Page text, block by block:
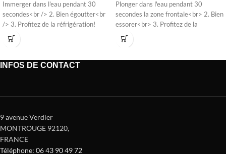
Immerger dans l'eau pendant 30
secondes<br /> 2. Bien égoutter<br
/> 3. Profitez de la réfrigération!
Plonger dans l'eau pendant 30
secondes la zone frontale<br> 2. Bien
essorer<br> 3. Profitez de la
INFOS DE CONTACT
9 avenue Verdier
MONTROUGE 92120,
FRANCE
Téléphone: 06 43 90 49 72